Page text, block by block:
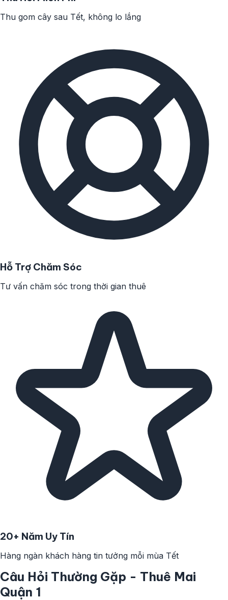
Thu gom cây sau Tết, không lo lắng
Hỗ Trợ Chăm Sóc
Tư vấn chăm sóc trong thời gian thuê
20+ Năm Uy Tín
Hàng ngàn khách hàng tin tưởng mỗi mùa Tết
Câu Hỏi Thường Gặp - Thuê Mai
Quận 1